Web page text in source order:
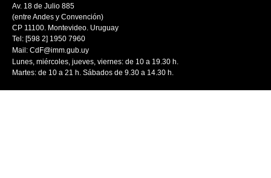
Av. 18 de Julio 885
(entre Andes y Convención)
CP 11100. Montevideo. Uruguay
Tel: [598 2] 1950 7960
Mail: CdF@imm.gub.uy
Lunes, miércoles, jueves, viernes: de 10 a 19.30 h.
Martes: de 10 a 21 h. Sábados de 9.30 a 14.30 h.